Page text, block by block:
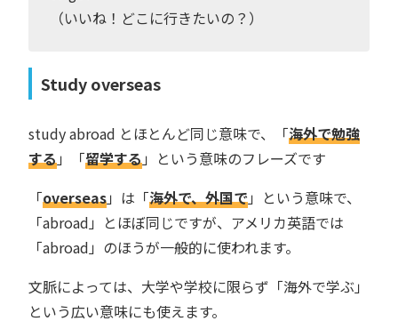
（いいね！どこに行きたいの？）
Study overseas
study abroad とほとんど同じ意味で、「海外で勉強
する」「留学する」という意味のフレーズです
「overseas」は「海外で、外国で」という意味で、
「abroad」とほぼ同じですが、アメリカ英語では
「abroad」のほうが一般的に使われます。
文脈によっては、大学や学校に限らず「海外で学ぶ」
という広い意味にも使えます。